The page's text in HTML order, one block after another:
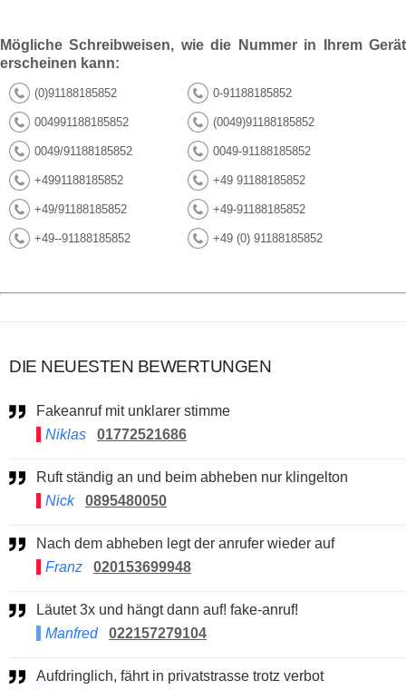
Mögliche Schreibweisen, wie die Nummer in Ihrem Gerät
erscheinen kann:
(0)91188185852 0-91188185852
004991188185852 (0049)91188185852
0049/91188185852 0049-91188185852
+4991188185852 +49 91188185852
+49/91188185852 +49-91188185852
+49--91188185852 +49 (0) 91188185852
DIE NEUESTEN BEWERTUNGEN
Fakeanruf mit unklarer stimme
Niklas
01772521686
Ruft ständig an und beim abheben nur klingelton
Nick
0895480050
Nach dem abheben legt der anrufer wieder auf
Franz
020153699948
Läutet 3x und hängt dann auf! fake-anruf!
Manfred
022157279104
Aufdringlich, fährt in privatstrasse trotz verbot